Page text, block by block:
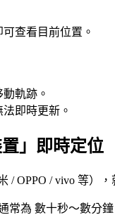
查看目前位置。
軌跡。
即時更新。
」即時定位
/ OPPO / vivo 等
常為 數十秒～數分